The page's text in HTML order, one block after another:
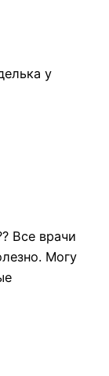
у
Все врачи
Могу